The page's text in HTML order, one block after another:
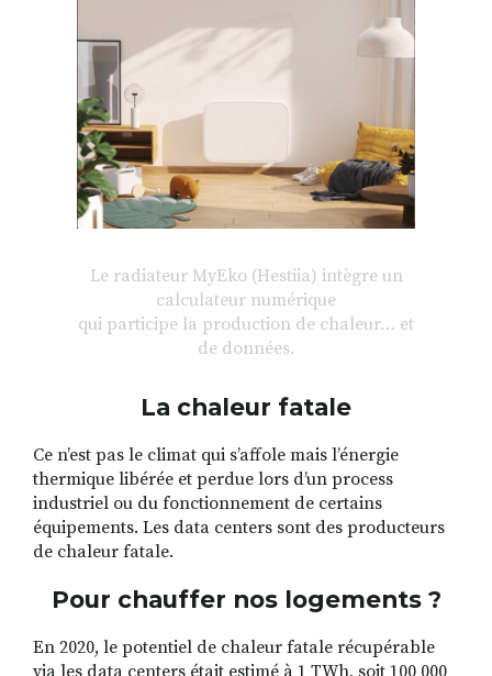
Le radiateur MyEko (Hestiia) intègre un
calculateur numérique
qui participe la production de chaleur… et
de données.
La chaleur fatale
Ce n’est pas le climat qui s’affole mais l’énergie
thermique libérée et perdue lors d’un process
industriel ou du fonctionnement de certains
équipements. Les data centers sont des producteurs
de chaleur fatale.
Pour chauffer nos logements ?
En 2020, le potentiel de chaleur fatale récupérable
via les data centers était estimé à 1 TWh, soit 100 000